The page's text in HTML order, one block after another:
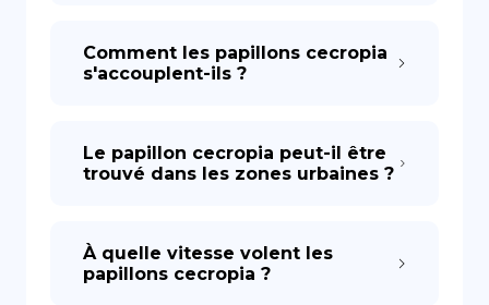
Comment les papillons cecropia
s'accouplent-ils ?
Le papillon cecropia peut-il être
trouvé dans les zones urbaines ?
À quelle vitesse volent les
papillons cecropia ?